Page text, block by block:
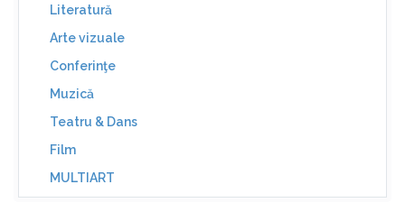
Literatură
Arte vizuale
Conferinţe
Muzică
Teatru & Dans
Film
MULTIART